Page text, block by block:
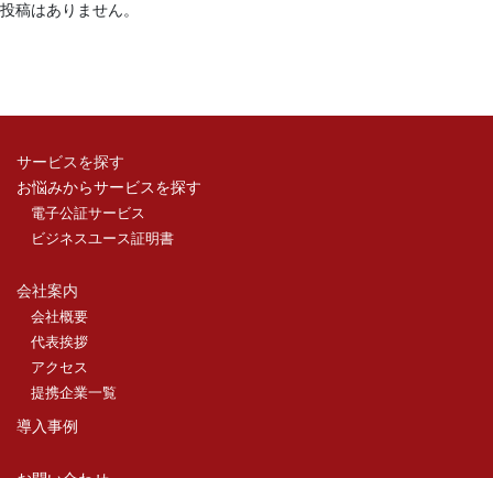
投稿はありません。
サービスを探す
お悩みからサービスを探す
電子公証サービス
ビジネスユース証明書
会社案内
会社概要
代表挨拶
アクセス
提携企業一覧
導入事例